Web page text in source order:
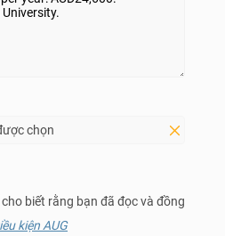
chọn
biết rằng bạn đã đọc và đồng
kiện AUG